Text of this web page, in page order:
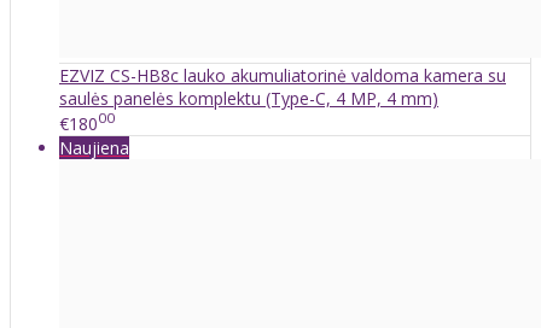
EZVIZ CS-HB8c lauko akumuliatorinė valdoma kamera su
saulės panelės komplektu (Type-C, 4 MP, 4 mm)
€18000
Naujiena